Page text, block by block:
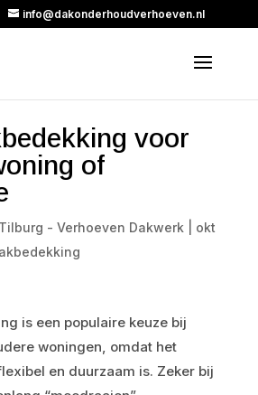
info@dakonderhoudverhoeven.nl
voor
of
- Verhoeven Dakwerk
okt
is een populaire keuze bij
woningen, omdat het
en duurzaam is. Zeker bij